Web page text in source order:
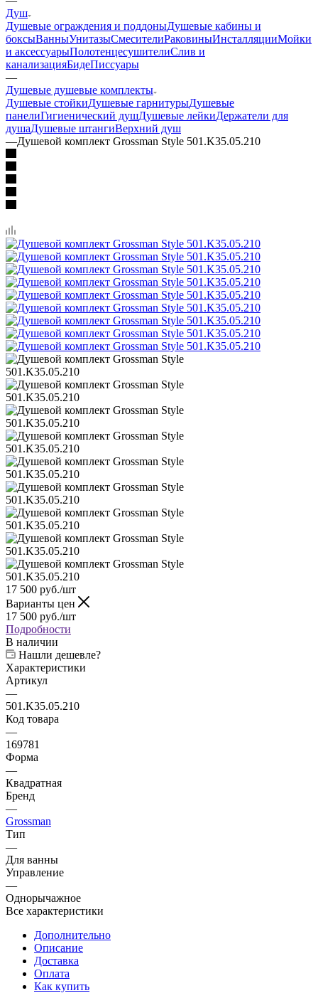
Душ
Душевые ограждения и поддоныДушевые кабины и
боксыВанныУнитазыСмесителиРаковиныИнсталляцииМойки
и аксессуарыПолотенцесушителиСлив и
канализацияБидеПиссуары
—
Душевые душевые комплекты
Душевые стойкиДушевые гарнитурыДушевые
панелиГигиенический душДушевые лейкиДержатели для
душаДушевые штангиВерхний душ
—Душевой комплект Grossman Style 501.K35.05.210
17 500 руб./шт
Варианты цен
17 500 руб./шт
Подробности
В наличии
Нашли дешевле?
Характеристики
Артикул
—
501.K35.05.210
Код товара
—
169781
Форма
—
Квадратная
Бренд
—
Grossman
Тип
—
Для ванны
Управление
—
Однорычажное
Все характеристики
Дополнительно
Описание
Доставка
Оплата
Как купить